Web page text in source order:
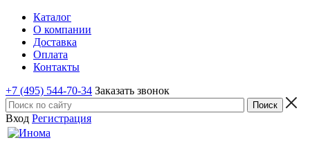
Каталог
О компании
Доставка
Оплата
Контакты
+7 (495) 544-70-34 Заказать звонок
Вход Регистрация